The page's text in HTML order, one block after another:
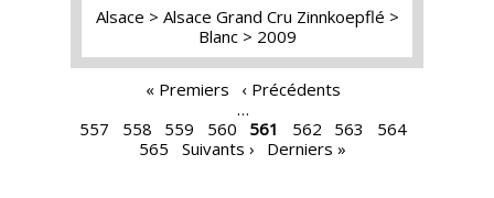
Alsace
Alsace Grand Cru Zinnkoepflé
Blanc
2009
« Premiers
‹ Précédents
…
557
558 559 560 561 562 563
564
565
Suivants › Derniers »